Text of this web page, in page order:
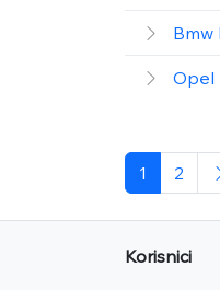
Bmw
Opel
1 2
Korisnici